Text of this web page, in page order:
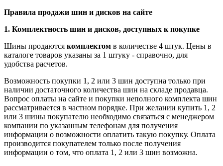
Правила продажи шин и дисков на сайте
1. Комплектность шин и дисков, доступных к покупке
Шины продаются комплектом в количестве 4 штук. Цены в
каталоге товаров указаны за 1 штуку - справочно, для
удобства расчетов.
Возможность покупки 1, 2 или 3 шин доступна только при
наличии достаточного количества шин на складе продавца.
Вопрос оплаты на сайте и покупки неполного комплекта шин
рассматривается в частном порядке. При желании купить 1, 2
или 3 шины покупателю необходимо связаться с менеджером
компании по указанным телефонам для получения
информации о возможности оплатить такую покупку. Оплата
производится покупателем только после получения
информации о том, что оплата 1, 2 или 3 шин возможна.